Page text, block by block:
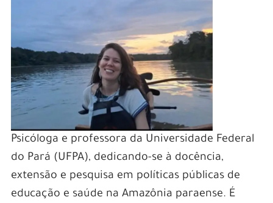
Psicóloga e professora da Universidade Federal
do Pará (UFPA), dedicando-se à docência,
extensão e pesquisa em políticas públicas de
educação e saúde na Amazônia paraense. É